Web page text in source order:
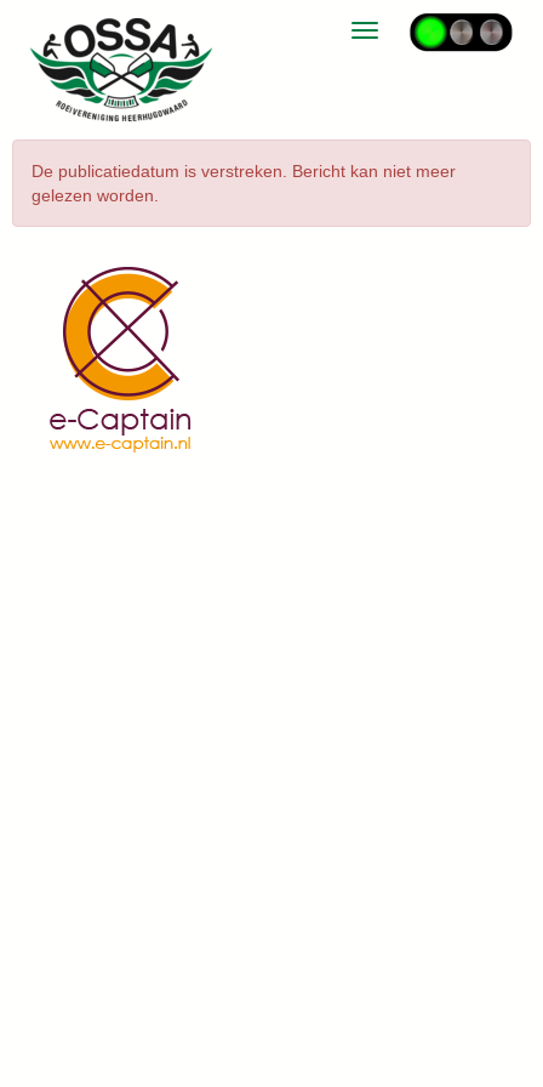
Toggle navigation
De publicatiedatum is verstreken. Bericht kan niet meer
gelezen worden.